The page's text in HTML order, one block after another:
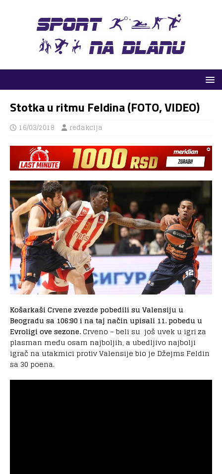
Stotka u ritmu Feldina (FOTO, VIDEO)
16/03/2018 redakcija
Košarkaši Crvene zvezde pobedili su Valensiju u
Beogradu sa 106:90 i na taj način upisali 11. pobedu u
Evroligi ove sezone. Crveno – beli su još uvek u igri za
plasman među osam najboljih, a ubedljivo najbolji
igrač na utakmici protiv Valensije bio je Džejms Feldin
sa 30 poena.